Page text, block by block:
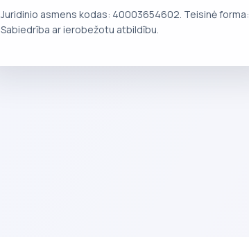
Juridinio asmens kodas: 40003654602. Teisinė forma:
Sabiedrība ar ierobežotu atbildību.